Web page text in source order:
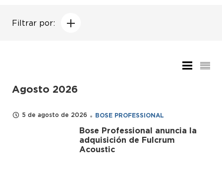
Filtrar por:
Agosto 2026
5 de agosto de 2026 BOSE PROFESSIONAL
Bose Professional anuncia la
adquisición de Fulcrum
Acoustic